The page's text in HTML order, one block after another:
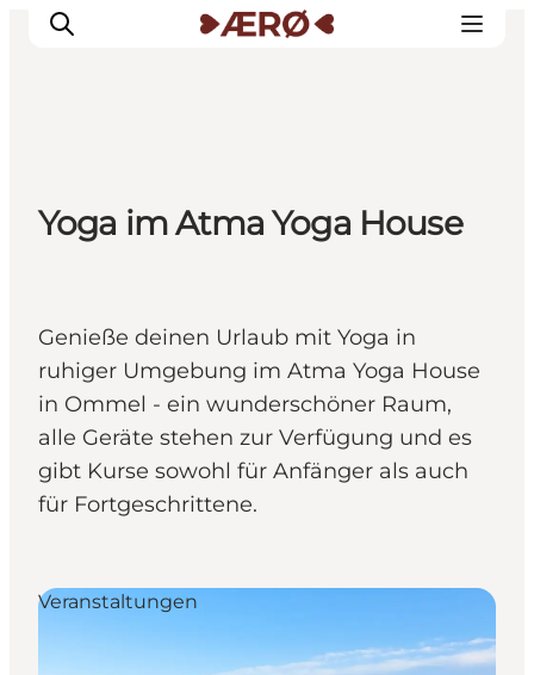
Unterkünfte
Essen
Reiseplanung
Yoga im Atma Yoga House
Genieße deinen Urlaub mit Yoga in
ruhiger Umgebung im Atma Yoga House
in Ommel - ein wunderschöner Raum,
alle Geräte stehen zur Verfügung und es
gibt Kurse sowohl für Anfänger als auch
für Fortgeschrittene.
Veranstaltungen